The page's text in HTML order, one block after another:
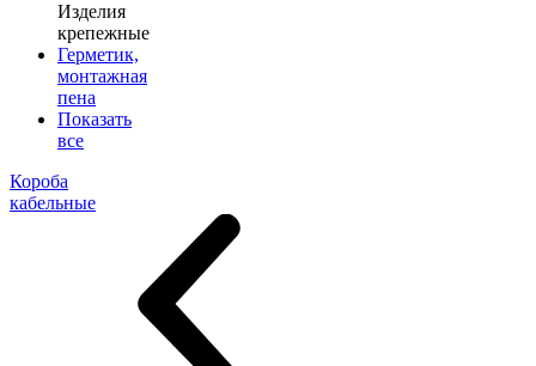
Изделия
крепежные
Герметик,
монтажная
пена
Показать
все
Короба
кабельные